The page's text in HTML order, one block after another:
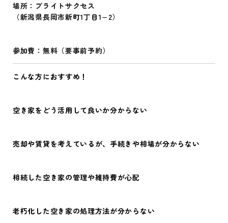
場所 ：ブライトサクセス
（新潟県長岡市新町1丁目1−2）
参加費 ：無料（要事前予約）
こんな方におすすめ！
空き家をどう活用して良いか分からない
売却や賃貸を考えているが、手続きや相場が分からない
相続した空き家の管理や維持費が心配
老朽化した空き家の処理方法が分からない